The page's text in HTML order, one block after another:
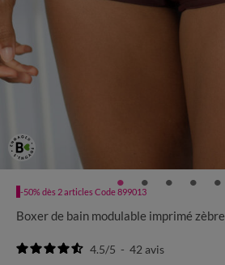
-50% dès 2 articles Code 899013
Boxer de bain modulable imprimé zèbre
4.5/5 - 42 avis